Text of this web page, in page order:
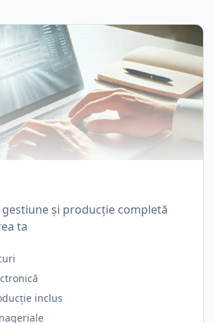
și producție completă
ta
inclus